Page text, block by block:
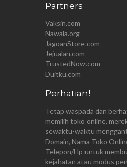
Partners
Vaksin.com
Nawala.org
JagoanStore.com
Jejualan.com
TrustedNow.com
Duitku.com
Perhatian!
Tetap waspada dan
memilih toko online,
sewaktu-waktu
Domain, Nama Toko
Telepon/Hp untuk
kejahatan atau modus